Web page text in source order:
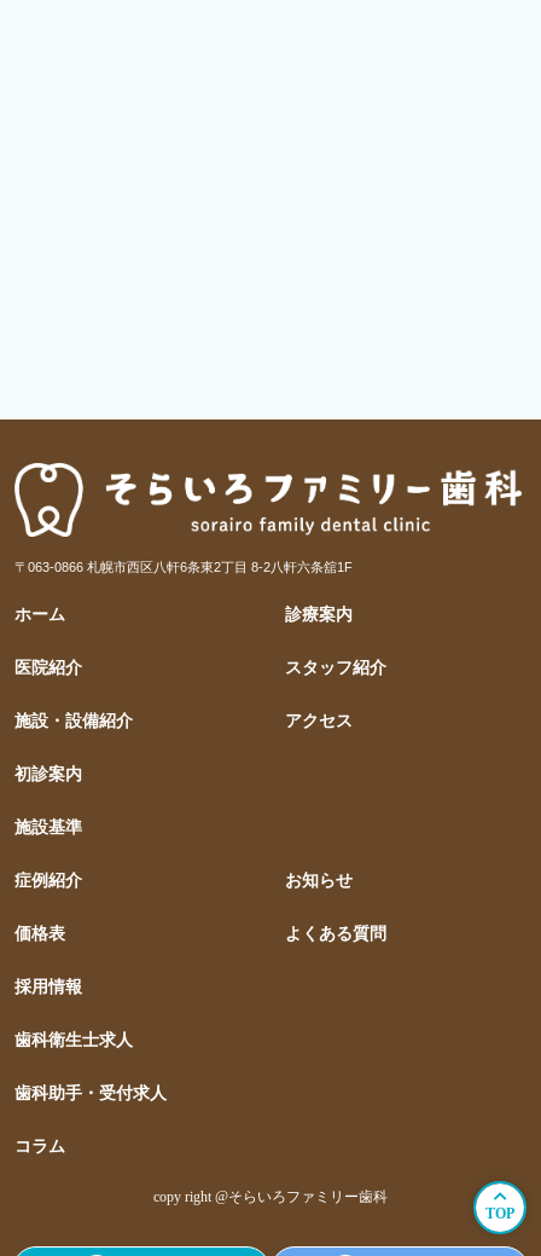
〒063-0866 札幌市西区八軒6条東2丁目 8-2八軒六条舘1F
ホーム
医院紹介
施設・設備紹介
初診案内
施設基準
診療案内
スタッフ紹介
アクセス
症例紹介
価格表
採用情報
歯科衛生士求人
歯科助手・受付求人
コラム
お知らせ
よくある質問
copy right @そらいろファミリー歯科
TOP